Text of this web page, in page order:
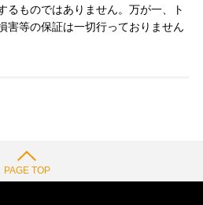
るものではありません。万が一、ト
害等の保証は一切行っておりません
PAGE TOP